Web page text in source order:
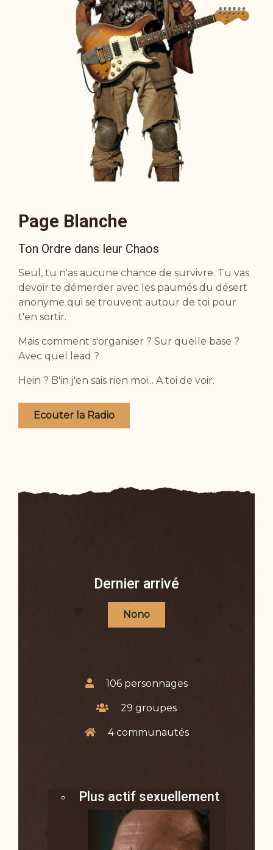
Page Blanche
Ton Ordre dans leur Chaos
Seul, tu n'as aucune chance de survivre. Tu vas
devoir te démerder avec les paumés du désert
anonyme qui se trouvent autour de toi pour
t'en sortir.
Mais comment s'organiser ? Sur quelle base ?
Avec quel lead ?
Hein ? B'in j'en sais rien moi... A toi de voir.
Ecouter la Radio
Dernier arrivé
Nono
106 personnages
29 groupes
4 communautés
Plus actif sexuellement